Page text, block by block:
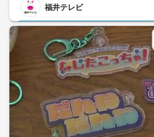
福井テレビ